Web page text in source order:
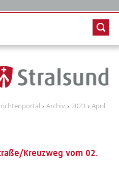
Archiv 2023 April
Kreuzweg vom 02.